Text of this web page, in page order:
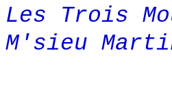
Les Trois
M'sieu